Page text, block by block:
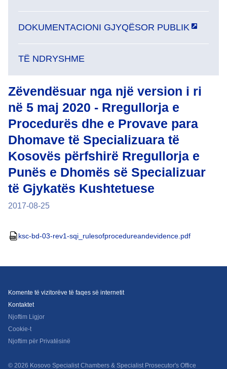
Zëvendësuar nga një version i ri
në 5 maj 2020 - Rregullorja e
Procedurës dhe e Provave para
Dhomave të Specializuara të
Kosovës përfshirë Rregullorja e
Punës e Dhomës së Specializuar
të Gjykatës Kushtetuese
2017-08-25
ksc-bd-03-rev1-sqi_rulesofprocedureandevidence.pdf
DOKUMENTACIONI GJYQËSOR PUBLIK
TË NDRYSHME
© 2026 Kosovo Specialist Chambers & Specialist Prosecutor's Office
Komente të vizitorëve të faqes së internetit
Kontaktet
Njoftim Ligjor
Cookie-t
Njoftim për Privatësinë